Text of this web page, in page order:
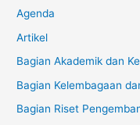
Agenda
Artikel
Bagian Akademik dan
Bagian Kelembagaan
Bagian Riset